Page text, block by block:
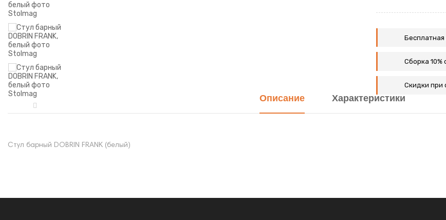
Бесплатная
Сборка 10%
Скидки при
Описание Характеристики
Стул барный DOBRIN FRANK (белый)